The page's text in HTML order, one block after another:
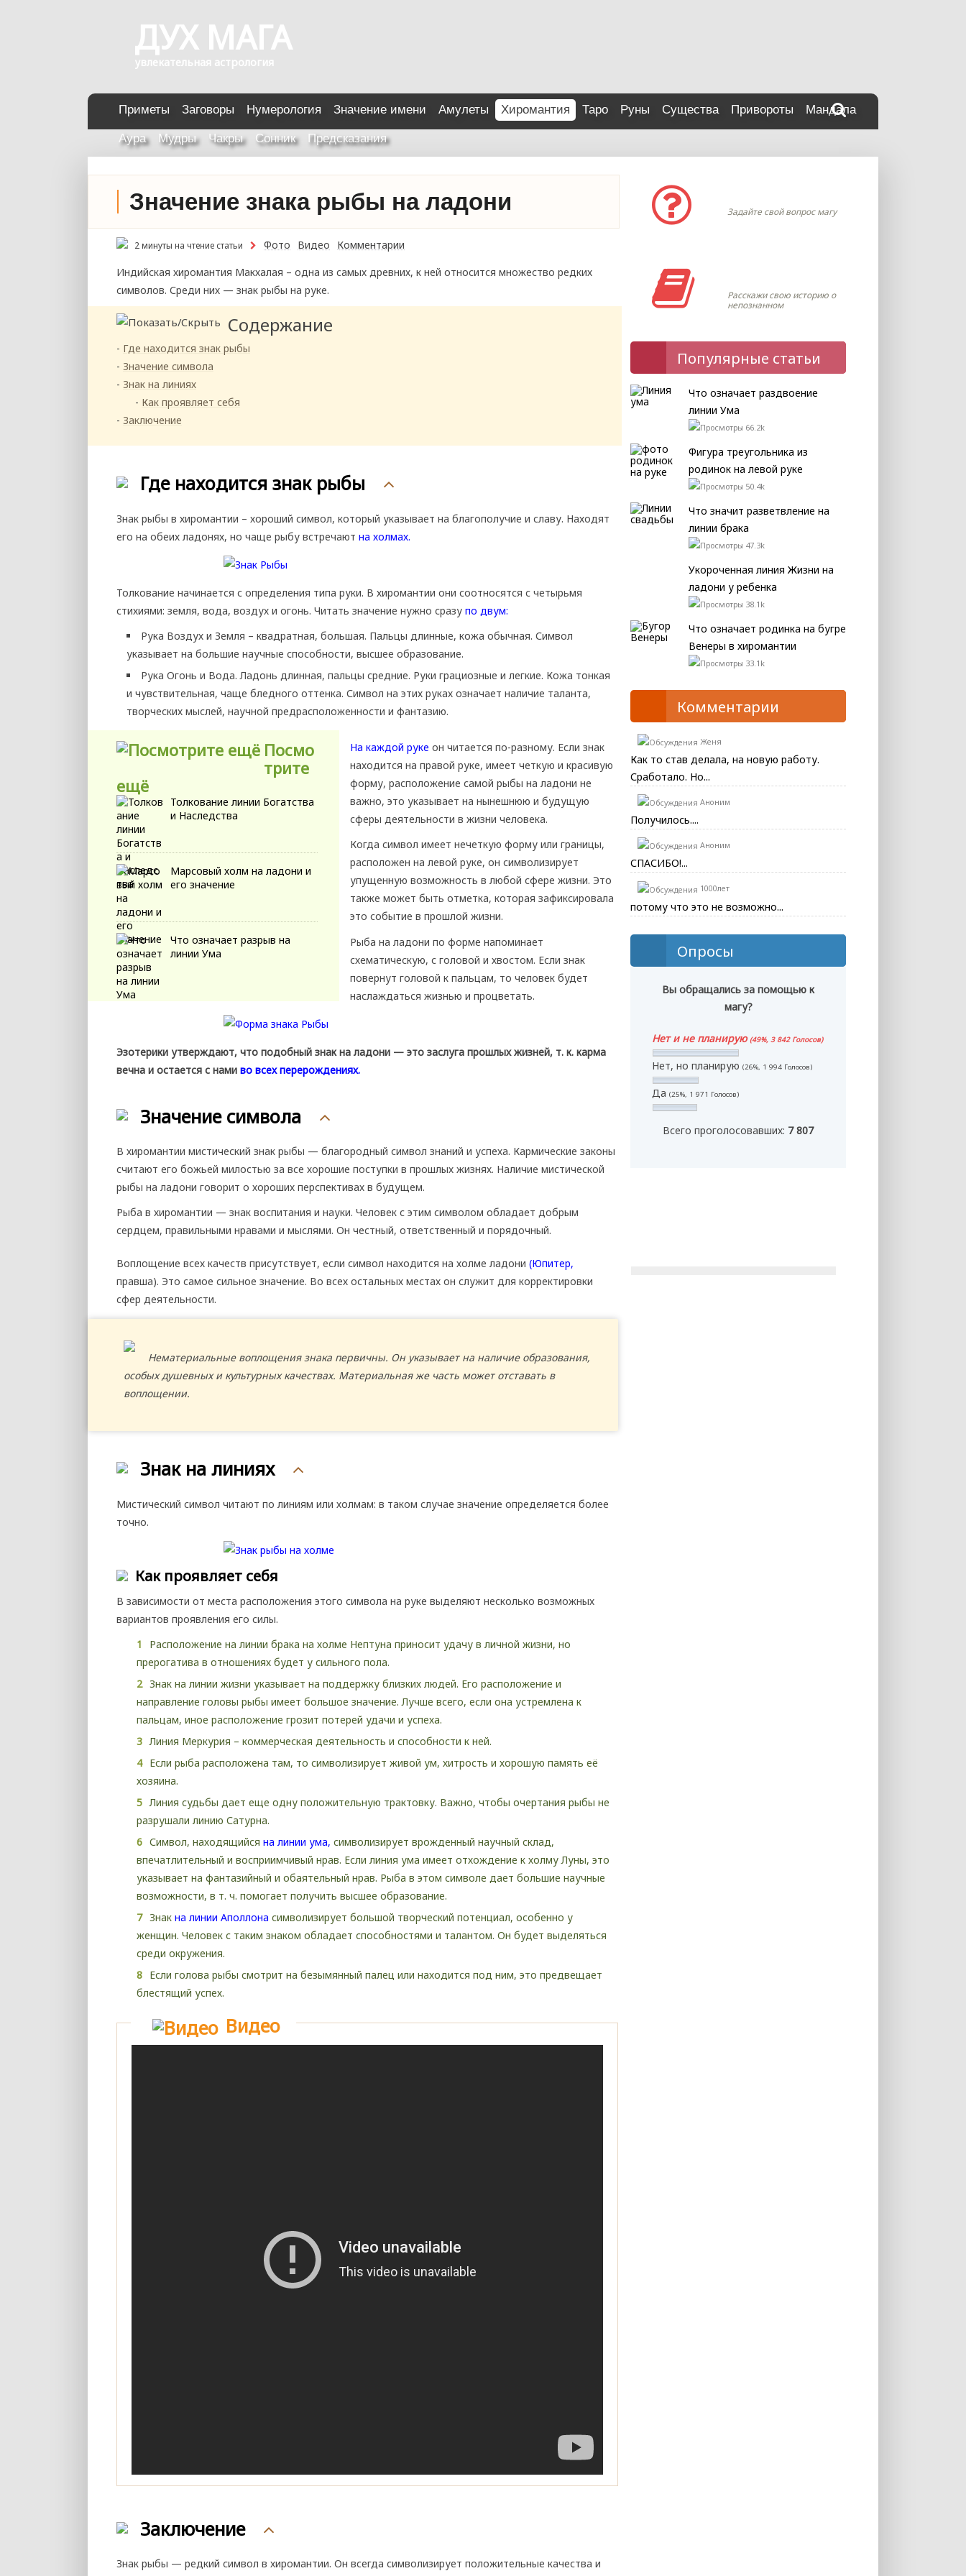
ДУХ МАГА
увлекательная астрология
Приметы Заговоры Нумерология Значение имени Амулеты Хиромантия Таро Руны Существа Привороты Мандала
Аура Мудры Чакры Сонник Предсказания
Значение знака рыбы на ладони
2 минуты на чтение статьи Фото Видео
Комментарии
Индийская хиромантия Макхалая – одна из самых древних, к ней относится множество редких
символов. Среди них — знак рыбы на руке.
Содержание
Где находится знак рыбы
Значение символа
Знак на линиях
Как проявляет себя
Заключение
Где находится знак рыбы
Знак рыбы в хиромантии – хороший символ, который указывает на благополучие и славу. Находят
его на обеих ладонях, но чаще рыбу встречают на холмах.
Толкование начинается с определения типа руки. В хиромантии они соотносятся с четырьмя
стихиями: земля, вода, воздух и огонь. Читать значение нужно сразу по двум:
Рука Воздух и Земля – квадратная, большая. Пальцы длинные, кожа обычная. Символ
указывает на большие научные способности, высшее образование.
Рука Огонь и Вода. Ладонь длинная, пальцы средние. Руки грациозные и легкие. Кожа тонкая
и чувствительная, чаще бледного оттенка. Символ на этих руках означает наличие таланта,
творческих мыслей, научной предрасположенности и фантазию.
Посмо
трите
ещё
Толкование линии Богатства
и Наследства
Марсовый холм на ладони и
его значение
Что означает разрыв на
линии Ума
На каждой руке он читается по-разному. Если знак
находится на правой руке, имеет четкую и красивую
форму, расположение самой рыбы на ладони не
важно, это указывает на нынешнюю и будущую
сферы деятельности в жизни человека.
Когда символ имеет нечеткую форму или границы,
расположен на левой руке, он символизирует
упущенную возможность в любой сфере жизни. Это
также может быть отметка, которая зафиксировала
это событие в прошлой жизни.
Рыба на ладони по форме напоминает
схематическую, с головой и хвостом. Если знак
повернут головой к пальцам, то человек будет
наслаждаться жизнью и процветать.
Эзотерики утверждают, что подобный знак на ладони — это заслуга прошлых жизней, т. к. карма
вечна и остается с нами во всех перерождениях.
Значение символа
В хиромантии мистический знак рыбы — благородный символ знаний и успеха. Кармические законы
считают его божьей милостью за все хорошие поступки в прошлых жизнях. Наличие мистической
рыбы на ладони говорит о хороших перспективах в будущем.
Рыба в хиромантии — знак воспитания и науки. Человек с этим символом обладает добрым
сердцем, правильными нравами и мыслями. Он честный, ответственный и порядочный.
Воплощение всех качеств присутствует, если символ находится на холме ладони (Юпитер,
правша). Это самое сильное значение. Во всех остальных местах он служит для корректировки
сфер деятельности.
Нематериальные воплощения знака первичны. Он указывает на наличие образования,
особых душевных и культурных качествах. Материальная же часть может отставать в
воплощении.
Знак на линиях
Мистический символ читают по линиям или холмам: в таком случае значение определяется более
точно.
Как проявляет себя
В зависимости от места расположения этого символа на руке выделяют несколько возможных
вариантов проявления его силы.
Расположение на линии брака на холме Нептуна приносит удачу в личной жизни, но
прерогатива в отношениях будет у сильного пола.
Знак на линии жизни указывает на поддержку близких людей. Его расположение и
направление головы рыбы имеет большое значение. Лучше всего, если она устремлена к
пальцам, иное расположение грозит потерей удачи и успеха.
Линия Меркурия – коммерческая деятельность и способности к ней.
Если рыба расположена там, то символизирует живой ум, хитрость и хорошую память её
хозяина.
Линия судьбы дает еще одну положительную трактовку. Важно, чтобы очертания рыбы не
разрушали линию Сатурна.
Символ, находящийся на линии ума, символизирует врожденный научный склад,
впечатлительный и восприимчивый нрав. Если линия ума имеет отхождение к холму Луны, это
указывает на фантазийный и обаятельный нрав. Рыба в этом символе дает большие научные
возможности, в т. ч. помогает получить высшее образование.
Знак на линии Аполлона символизирует большой творческий потенциал, особенно у
женщин. Человек с таким знаком обладает способностями и талантом. Он будет выделяться
среди окружения.
Если голова рыбы смотрит на безымянный палец или находится под ним, это предвещает
блестящий успех.
Видео
Заключение
Знак рыбы — редкий символ в хиромантии. Он всегда символизирует положительные качества и
Задайте свой вопрос магу
Расскажи свою историю о
непознанном
Популярные статьи
Что означает раздвоение
линии Ума
66.2k
Фигура треугольника из
родинок на левой руке
50.4k
Что значит разветвление на
линии брака
47.3k
Укороченная линия Жизни на
ладони у ребенка
38.1k
Что означает родинка на бугре
Венеры в хиромантии
33.1k
Комментарии
Женя
Как то став делала, на новую работу.
Сработало. Но...
Аноним
Получилось....
Аноним
СПАСИБО!...
1000лет
потому что это не возможно...
Опросы
Вы обращались за помощью к
магу?
Нет и не планирую(49%, 3 842 Голосов)
Нет, но планирую (26%, 1 994 Голосов)
Да (25%, 1 971 Голосов)
Всего проголосовавших: 7 807